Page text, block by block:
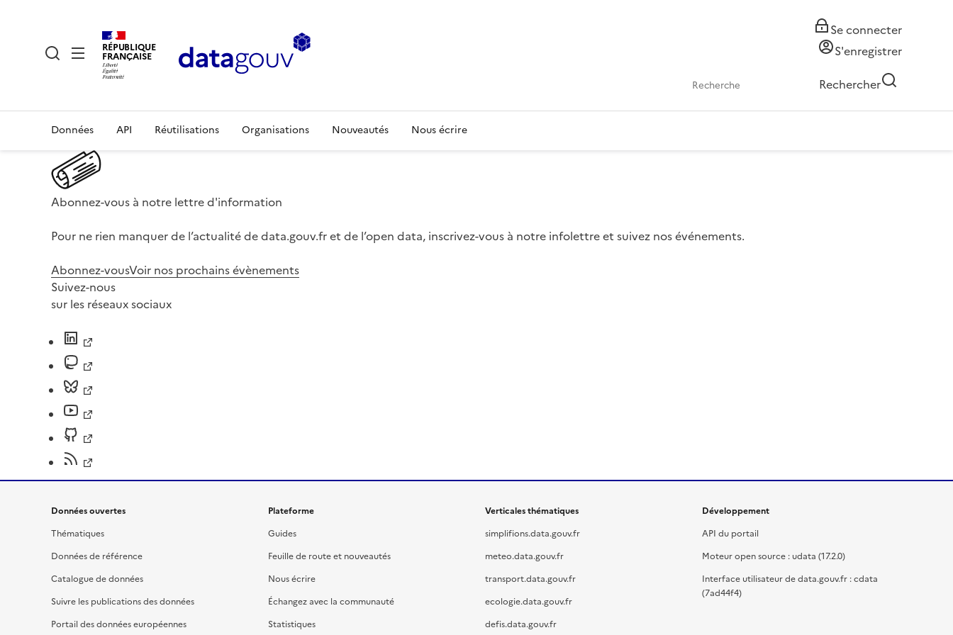
RÉPUBLIQUE
FRANÇAISE
Se connecter
S'enregistrer
Rechercher
Données API Réutilisations Organisations Nouveautés Nous écrire
Abonnez-vous à notre lettre d'information
Pour ne rien manquer de l’actualité de data.gouv.fr et de l’open data, inscrivez-vous à notre infolettre et suivez nos événements.
Abonnez-vousVoir nos prochains évènements
Suivez-nous
sur les réseaux sociaux
Données ouvertes
Thématiques
Données de référence
Catalogue de données
Suivre les publications des données
Portail des données européennes
Plateforme
Guides
Feuille de route et nouveautés
Nous écrire
Échangez avec la communauté
Statistiques
Verticales thématiques
simplifions.data.gouv.fr
meteo.data.gouv.fr
transport.data.gouv.fr
ecologie.data.gouv.fr
defis.data.gouv.fr
Développement
API du portail
Moteur open source : udata (17.2.0)
Interface utilisateur de data.gouv.fr : cdata
(7ad44f4)